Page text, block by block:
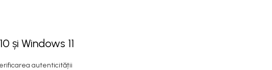
Windows 11
autenticității